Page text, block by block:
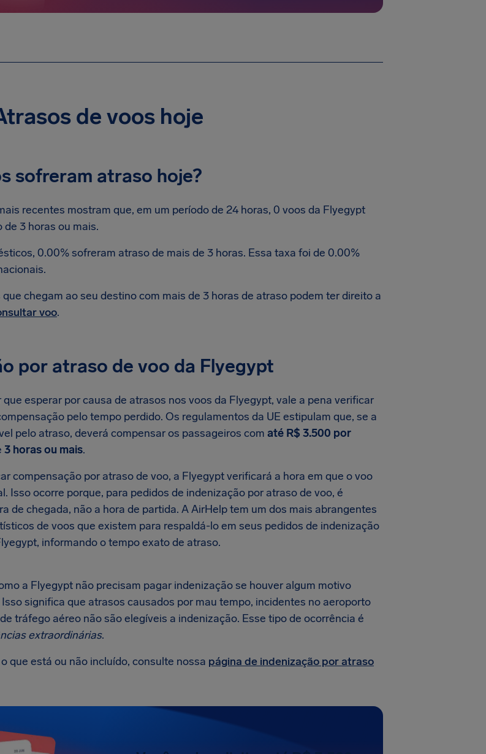
de voos hoje
sofreram atraso hoje?
recentes mostram que, em um período de 24 horas, 0 voos da Flyegypt
3 horas ou mais.
0.00% sofreram atraso de mais de 3 horas. Essa taxa foi de 0.00%
chegam ao seu destino com mais de 3 horas de atraso podem ter direito a
voo.
por atraso de voo da Flyegypt
esperar por causa de atrasos nos voos da Flyegypt, vale a pena verificar
pelo tempo perdido. Os regulamentos da UE estipulam que, se a
pelo atraso, deverá compensar os passageiros com até R$ 3.500 por
3 horas ou mais.
compensação por atraso de voo, a Flyegypt verificará a hora em que o voo
Isso ocorre porque, para pedidos de indenização por atraso de voo, é
de chegada, não a hora de partida. A AirHelp tem um dos mais abrangentes
de voos que existem para respaldá-lo em seus pedidos de indenização
informando o tempo exato de atraso.
a Flyegypt não precisam pagar indenização se houver algum motivo
significa que atrasos causados por mau tempo, incidentes no aeroporto
tráfego aéreo não são elegíveis a indenização. Esse tipo de ocorrência é
extraordinárias.
que está ou não incluído, consulte nossa página de indenização por atraso